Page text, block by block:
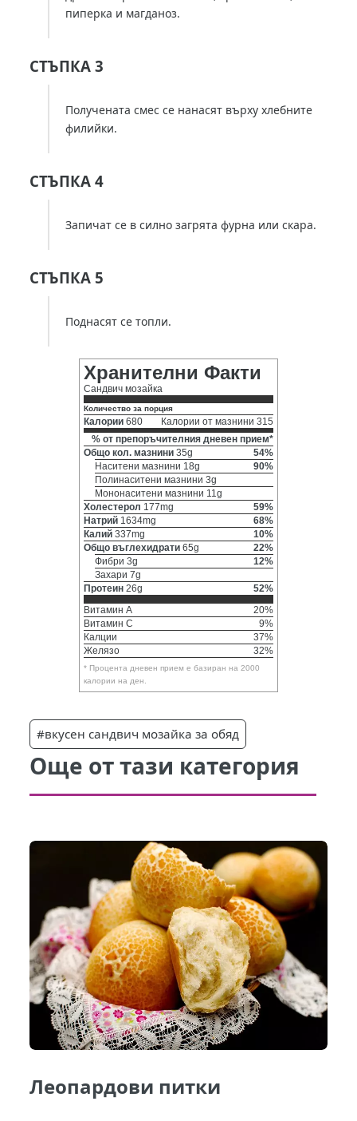
пиперка и магданоз.
СТЪПКА 3
Получената смес се нанасят върху хлебните
филийки.
СТЪПКА 4
Запичат се в силно загрята фурна или скара.
СТЪПКА 5
Поднасят се топли.
Хранителни Факти
Сандвич мозайка
Количество за порция
Калории 680
Калории от мазнини 315
% от препоръчителния дневен прием*
Общо кол. мазнини 35g
54%
Наситени мазнини 18g
90%
Полинаситени мазнини 3g
Мононаситени мазнини 11g
Холестерол 177mg
59%
Натрий 1634mg
68%
Калий 337mg
10%
Общо въглехидрати 65g
22%
Фибри 3g
12%
Захари 7g
Протеин 26g
52%
Витамин A
20%
Витамин C
9%
Калции
37%
Желязо
32%
* Процента дневен прием е базиран на 2000
калории на ден.
#вкусен сандвич мозайка за обяд
Още от тази категория
Леопардови питки